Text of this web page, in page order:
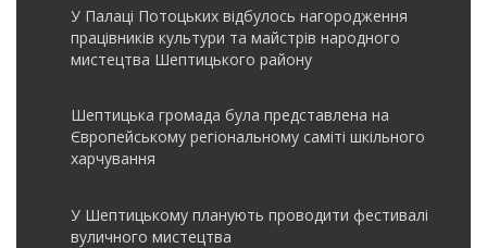
У Палаці Потоцьких відбулось нагородження
працівників культури та майстрів народного
мистецтва Шептицького району
Шептицька громада була представлена на
Європейському регіональному саміті шкільного
харчування
У Шептицькому планують проводити фестивалі
вуличного мистецтва